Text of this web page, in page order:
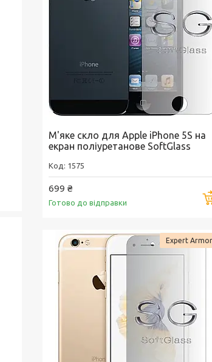
М'яке скло для Apple iPhone 5S на
екран поліуретанове SoftGlass
1575
699 ₴
Готово до відправки
Expert Armor